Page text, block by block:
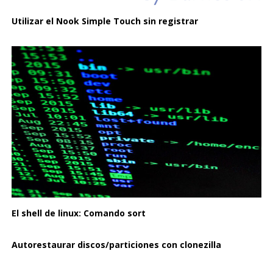
Utilizar el Nook Simple Touch sin registrar
El shell de linux: Comando sort
Autorestaurar discos/particiones con clonezilla